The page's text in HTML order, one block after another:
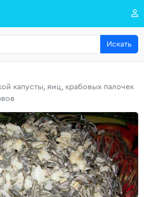
Искать
капусты, яиц, крабовых палочек